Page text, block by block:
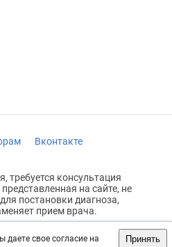
даете свое согласие на
Принять
Вконтакте
требуется консультация
на сайте, не
постановки диагноза,
прием врача.